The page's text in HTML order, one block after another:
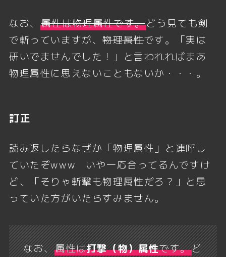
なお、 属性は物理属性です。どう見ても剣
で斬っていますが、物理属性です。「実は
研いでませんでした！」と言われればまあ
物理属性に思えないこともないか・・・。
訂正
読み返したらなぜか「物理属性」と連呼し
ていたぞwww いや一応合ってるんですけ
ど、「そりゃ斬撃も物理属性だろ？」と思
っていた方がいたらすみません。
なお、 属性は打撃（物）属性です。ど